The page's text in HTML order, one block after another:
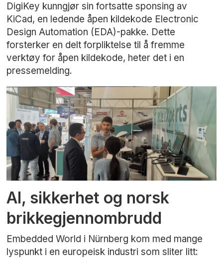
DigiKey kunngjør sin fortsatte sponsing av
KiCad, en ledende åpen kildekode Electronic
Design Automation (EDA)-pakke. Dette
forsterker en delt forpliktelse til å fremme
verktøy for åpen kildekode, heter det i en
pressemelding.
AI, sikkerhet og norsk
brikkegjennombrudd
Embedded World i Nürnberg kom med mange
lyspunkt i en europeisk industri som sliter litt: